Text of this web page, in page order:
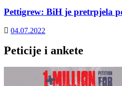
Pettigrew: BiH je pretrpjela
04.07.2022
Peticije i ankete